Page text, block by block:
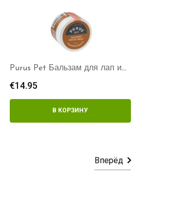
Purus Pet Бальзам для лап и
€14.95
В КОРЗИНУ
Вперёд